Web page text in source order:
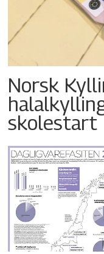
Norsk
skolestart